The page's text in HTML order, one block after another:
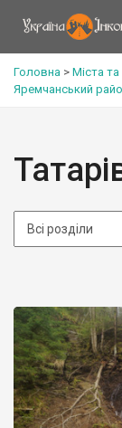
Головна > Міста та
Яремчанський